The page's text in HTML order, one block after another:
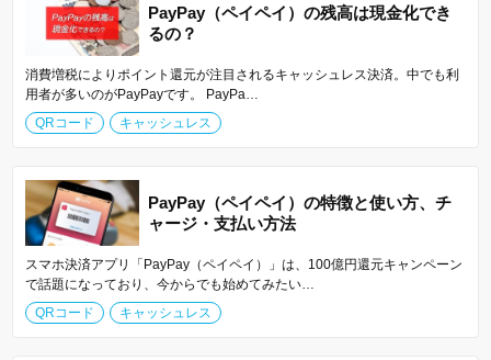
PayPay（ペイペイ）の残高は現金化でき
るの？
消費増税によりポイント還元が注目されるキャッシュレス決済。中でも利
用者が多いのがPayPayです。 PayPa…
QRコード
キャッシュレス
PayPay（ペイペイ）の特徴と使い方、チ
ャージ・支払い方法
スマホ決済アプリ「PayPay（ペイペイ）」は、100億円還元キャンペーン
で話題になっており、今からでも始めてみたい…
QRコード
キャッシュレス